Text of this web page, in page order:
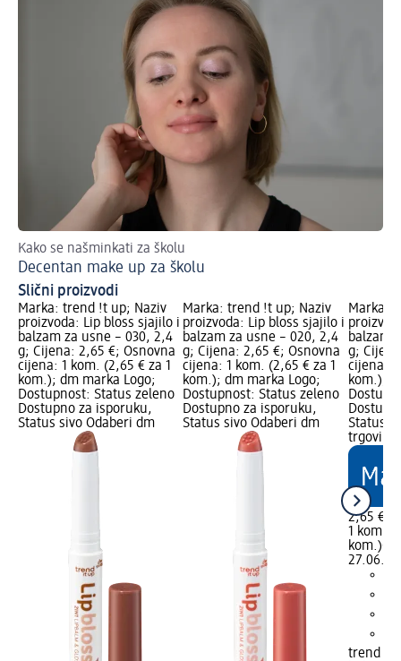
Kako se našminkati za školu
Decentan make up za školu
Slični proizvodi
Marka: trend !t up; Naziv
proizvoda: Lip bloss sjajilo i
balzam za usne – 030, 2,4
g; Cijena: 2,65 €; Osnovna
cijena: 1 kom. (2,65 € za 1
kom.); dm marka Logo;
Dostupnost: Status zeleno
Dostupno za isporuku,
Status sivo Odaberi dm
Marka: trend !t up; Naziv
proizvoda: Lip bloss sjajilo i
balzam za usne – 020, 2,4
g; Cijena: 2,65 €; Osnovna
cijena: 1 kom. (2,65 € za 1
kom.); dm marka Logo;
Dostupnost: Status zeleno
Dostupno za isporuku,
Status sivo Odaberi dm
Marka:
balzam
g;
cijena: 1
kom.);
Status
trgovinu
2,65 €
1 kom.
kom.)
trend !t